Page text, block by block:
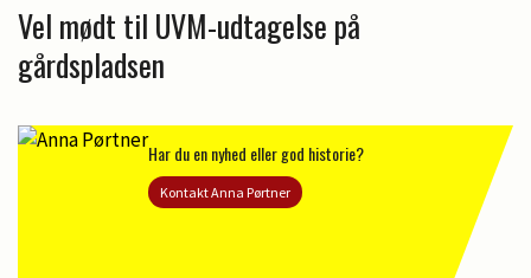
Vel mødt til UVM-udtagelse på
gårdspladsen
Har du en nyhed eller god historie?
Kontakt Anna Pørtner